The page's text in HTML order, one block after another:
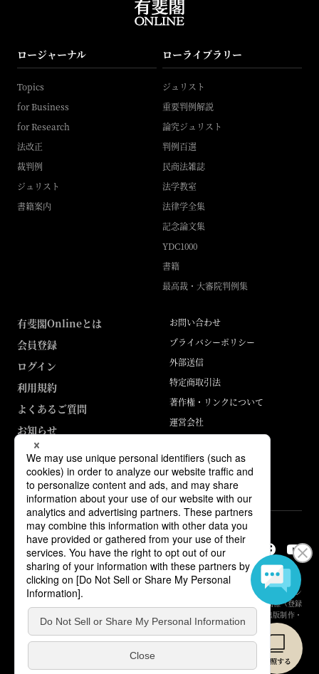
ロージャーナル
Topics
for Business
for Research
法改正
裁判例
ジュリスト
書籍案内
ローライブラリー
ジュリスト
重要判例解説
論究ジュリスト
判例百選
民商法雑誌
法学教室
法律学全集
記念論文集
YDC1000
書籍
最高裁・大審院判例集
有斐閣Onlineとは
会員登録
ログイン
利用規約
よくあるご質問
お知らせ
お問い合わせ
プライバシーポリシー
外部送信
特定商取引法
著作権・リンクについて
運営会社
ABJマークは、この電子書店・電子書籍配信サービスが、著作権者からコン
テンツ使用許諾を得た正規版配信サービスであることを示す登録商標（登録
番号 第6091713号）です。詳しくは［ABJマーク］または［電子出版制作・
流通協議会］で検索してください。
© Yuhikaku Publishing Co., Ltd.